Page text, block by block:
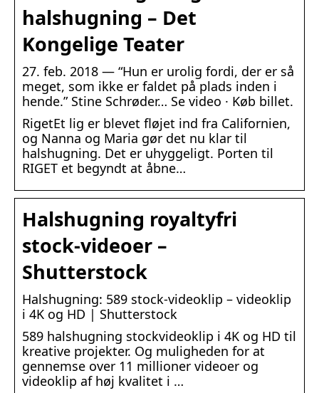
halshugning – Det
Kongelige Teater
27. feb. 2018 — “Hun er urolig fordi, der er så
meget, som ikke er faldet på plads inden i
hende.” Stine Schrøder… Se video · Køb billet.
RigetEt lig er blevet fløjet ind fra Californien,
og Nanna og Maria gør det nu klar til
halshugning. Det er uhyggeligt. Porten til
RIGET et begyndt at åbne…
Halshugning royaltyfri
stock-videoer –
Shutterstock
Halshugning: 589 stock-videoklip – videoklip
i 4K og HD | Shutterstock
589 halshugning stockvideoklip i 4K og HD til
kreative projekter. Og muligheden for at
gennemse over 11 millioner videoer og
videoklip af høj kvalitet i …